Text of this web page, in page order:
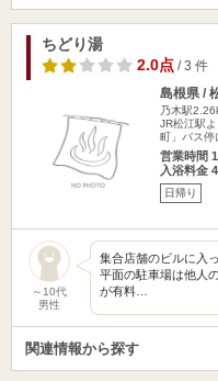
ちどり湯
2.0点/ 3 件
島根県 /
乃木駅
JR松江駅
町」バス停
営業時間
入浴料金
日帰り
～10代
男性
集合店舗のビルに入
平面の駐車場は他人
が有料…
関連情報から探す